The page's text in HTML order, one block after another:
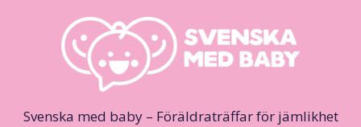
Svenska med baby – Föräldraträffar för jämlikhet